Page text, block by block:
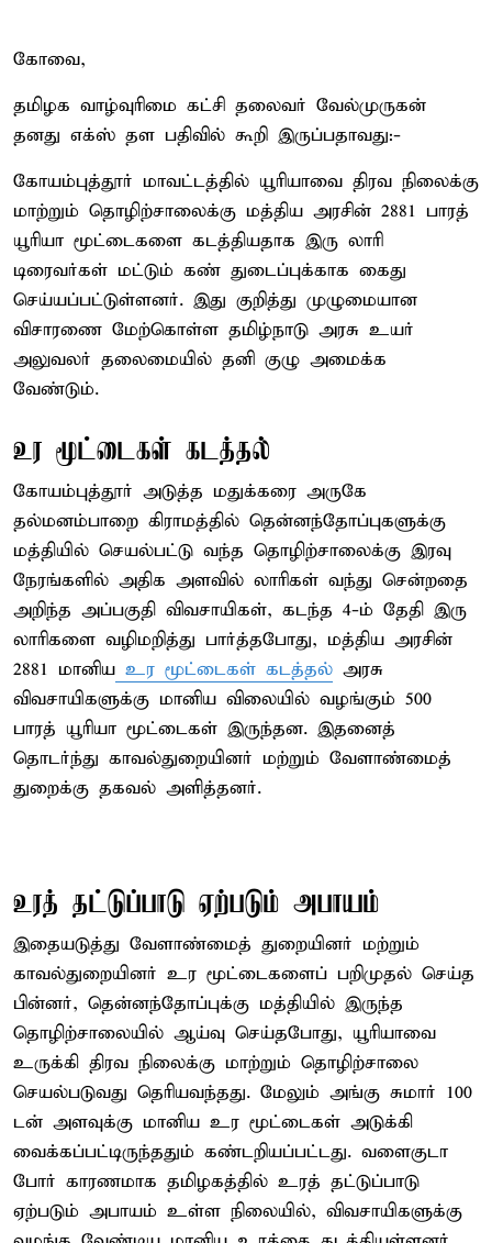
கோவை,
தமிழக வாழ்வுரிமை கட்சி தலைவர் வேல்முருகன்
தனது எக்ஸ் தள பதிவில் கூறி இருப்பதாவது:-
கோயம்புத்தூர் மாவட்டத்தில் யூரியாவை திரவ நிலைக்கு
மாற்றும் தொழிற்சாலைக்கு மத்திய அரசின் 2881 பாரத்
யூரியா மூட்டைகளை கடத்தியதாக இரு லாரி
டிரைவர்கள் மட்டும் கண் துடைப்புக்காக கைது
செய்யப்பட்டுள்ளனர். இது குறித்து முழுமையான
விசாரணை மேற்கொள்ள தமிழ்நாடு அரசு உயர்
அலுவலர் தலைமையில் தனி குழு அமைக்க
வேண்டும்.
உர மூட்டைகள் கடத்தல்
கோயம்புத்தூர் அடுத்த மதுக்கரை அருகே
தல்மனம்பாறை கிராமத்தில் தென்னந்தோப்புகளுக்கு
மத்தியில் செயல்பட்டு வந்த தொழிற்சாலைக்கு இரவு
நேரங்களில் அதிக அளவில் லாரிகள் வந்து சென்றதை
அறிந்த அப்பகுதி விவசாயிகள், கடந்த 4-ம் தேதி இரு
லாரிகளை வழிமறித்து பார்த்தபோது, மத்திய அரசின்
2881 மானிய உர மூட்டைகள் கடத்தல் அரசு
விவசாயிகளுக்கு மானிய விலையில் வழங்கும் 500
பாரத் யூரியா மூட்டைகள் இருந்தன. இதனைத்
தொடர்ந்து காவல்துறையினர் மற்றும் வேளாண்மைத்
துறைக்கு தகவல் அளித்தனர்.
உரத் தட்டுப்பாடு ஏற்படும் அபாயம்
இதையடுத்து வேளாண்மைத் துறையினர் மற்றும்
காவல்துறையினர் உர மூட்டைகளைப் பறிமுதல் செய்த
பின்னர், தென்னந்தோப்புக்கு மத்தியில் இருந்த
தொழிற்சாலையில் ஆய்வு செய்தபோது, யூரியாவை
உருக்கி திரவ நிலைக்கு மாற்றும் தொழிற்சாலை
செயல்படுவது தெரியவந்தது. மேலும் அங்கு சுமார் 100
டன் அளவுக்கு மானிய உர மூட்டைகள் அடுக்கி
வைக்கப்பட்டிருந்ததும் கண்டறியப்பட்டது. வளைகுடா
போர் காரணமாக தமிழகத்தில் உரத் தட்டுப்பாடு
ஏற்படும் அபாயம் உள்ள நிலையில், விவசாயிகளுக்கு